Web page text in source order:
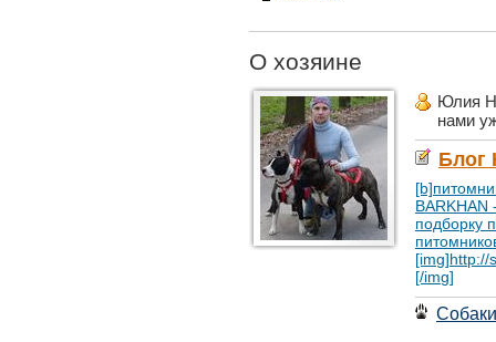
О хозяине
Юлия
нами
Блог
BARKHAN
подборку
[img]http://
[/img]
Собаки